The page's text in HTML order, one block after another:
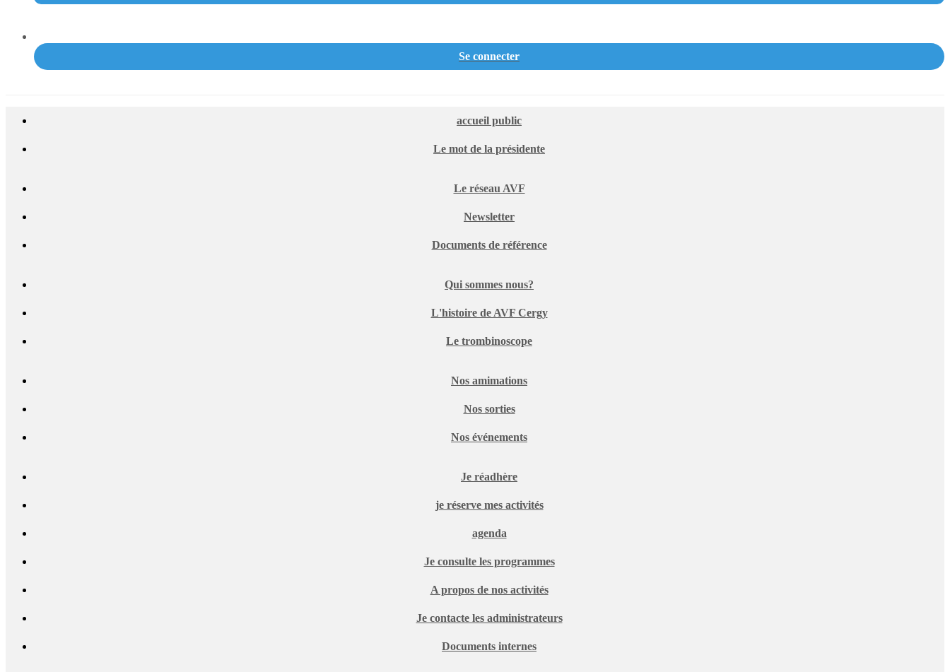
Se connecter
accueil public
Le mot de la présidente
Le réseau AVF
Newsletter
Documents de référence
Qui sommes nous?
L'histoire de AVF Cergy
Le trombinoscope
Nos amimations
Nos sorties
Nos événements
Je réadhère
je réserve mes activités
agenda
Je consulte les programmes
A propos de nos activités
Je contacte les administrateurs
Documents internes